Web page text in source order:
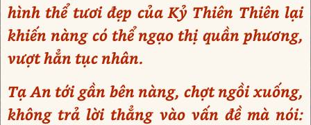
hình thể tươi đẹp của Kỷ Thiên Thiên lại
khiến nàng có thể ngạo thị quần phương,
vượt hẳn tục nhân.
Tạ An tới gần bên nàng, chợt ngồi xuống,
không trả lời thẳng vào vấn đề mà nói: